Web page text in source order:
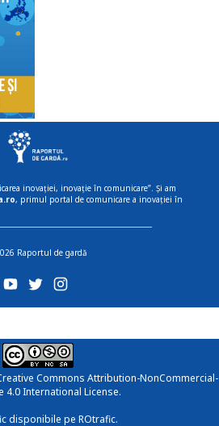
inovației, inovație în comunicare”. Și am
, primul portal de comunicare a inovației în
Raportul de gardă
Commons Attribution-NonCommercial-
4.0 International License.
disponibile pe ROtrafic.